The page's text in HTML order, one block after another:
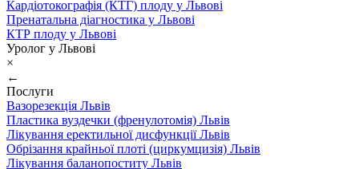
Кардіотокографія (КТГ) плоду у Львові
Пренатальна діагностика у Львові
КТР плоду у Львові
Уролог у Львові
×
←
Послуги
Вазорезекція Львів
Пластика вуздечки (френулотомія) Львів
Лікування еректильної дисфункції Львів
Обрізання крайньої плоті (циркумцизія) Львів
Лікування баланопоститу Львів